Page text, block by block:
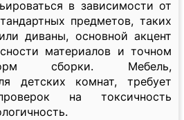
в зависимости от
предметов, таких
диваны, основной акцент
материалов и точном
сборки. Мебель,
детских комнат, требует
на токсичность